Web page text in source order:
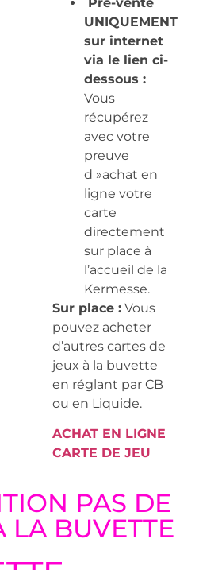
UNIQUEMENT
sur internet
via le lien ci-
dessous :
Vous
récupérez
avec votre
preuve
d »achat en
ligne votre
carte
directement
sur place à
l’accueil de la
Kermesse.
Sur place : Vous
pouvez acheter
d’autres cartes de
jeux à la buvette
en réglant par CB
ou en Liquide.
ACHAT EN LIGNE
CARTE DE JEU
PAS DE
LA BUVETTE